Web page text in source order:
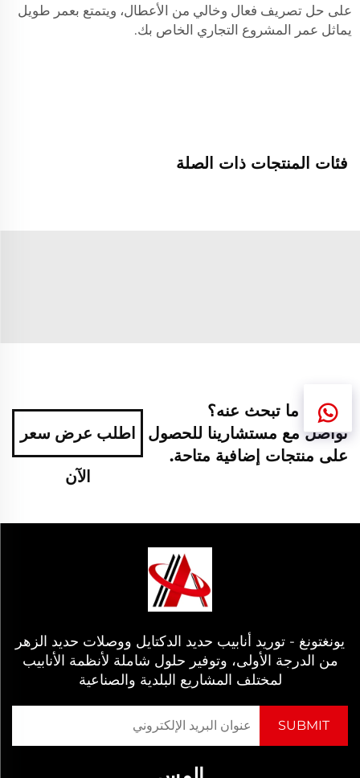
على حل تصريف فعال وخالي من الأعطال، ويتمتع بعمر طويل
يماثل عمر المشروع التجاري الخاص بك.
فئات المنتجات ذات الصلة
لم تجد ما تبحث عنه؟
تواصل مع مستشارينا للحصول
على منتجات إضافية متاحة.
اطلب عرض سعر
الآن
يونغتونغ - توريد أنابيب حديد الدكتايل ووصلات حديد الزهر
من الدرجة الأولى، وتوفير حلول شاملة لأنظمة الأنابيب
لمختلف المشاريع البلدية والصناعية